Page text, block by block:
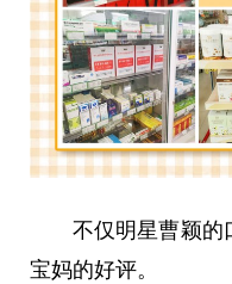
不仅明星曹颖的
宝妈的好评。